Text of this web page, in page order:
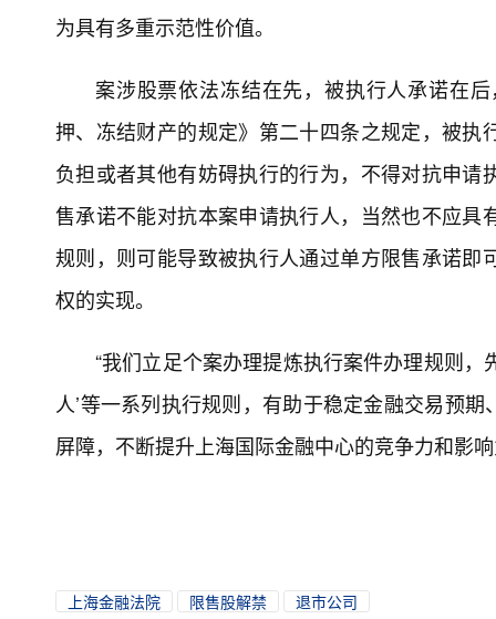
为具有多重示范性价值。
案涉股票依法冻结在先，被执行人承诺在
押、冻结财产的规定》第二十四条之规定，被
负担或者其他有妨碍执行的行为，不得对抗申
售承诺不能对抗本案申请执行人，当然也不应
规则，则可能导致被执行人通过单方限售承诺
权的实现。
“我们立足个案办理提炼执行案件办理规则
人’等一系列执行规则，有助于稳定金融交易预
屏障，不断提升上海国际金融中心的竞争力和影
上海金融法院 限售股解禁 退市公司